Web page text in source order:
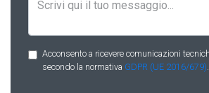
Acconsento a ricevere comunicazioni
secondo la normativa GDPR (UE 2016/679).